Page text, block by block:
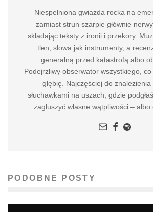
Niespełniona gwiazda rocka na
zamiast strun szarpie głównie
składając teksty z ironii i przekory.
tlen, słowa jak instrumenty, a
generalną przed katastrofą albo
Podejrzliwy obserwator wszystkiego, co
głębię. Najczęściej do
słuchawkami na uszach, gdzie
zagłuszyć własne wątpliwości – albo
PODOBNE POSTY